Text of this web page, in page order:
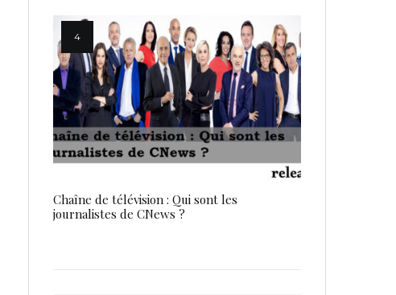
Chaîne de télévision : Qui sont les
journalistes de CNews ?